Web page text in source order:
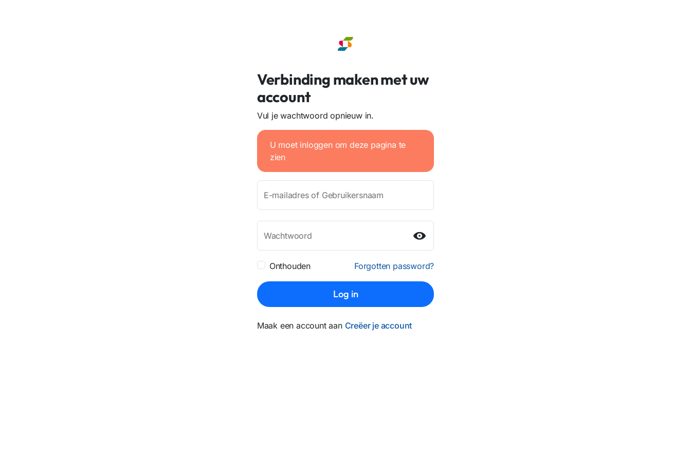
Verbinding maken met uw
account
Vul je wachtwoord opnieuw in.
U moet inloggen om deze pagina te
zien
E-mailadres of Gebruikersnaam
Wachtwoord
Onthouden Forgotten password?
Log in
Maak een account aan Creëer je account